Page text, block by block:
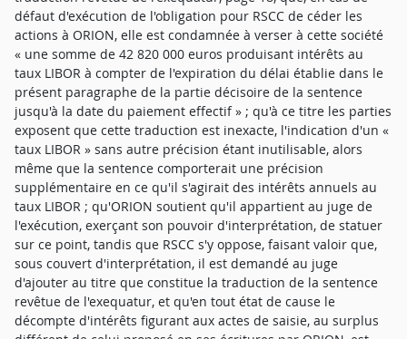
défaut d'exécution de l'obligation pour RSCC de céder les
actions à ORION, elle est condamnée à verser à cette société
« une somme de 42 820 000 euros produisant intérêts au
taux LIBOR à compter de l'expiration du délai établie dans le
présent paragraphe de la partie décisoire de la sentence
jusqu'à la date du paiement effectif » ; qu'à ce titre les parties
exposent que cette traduction est inexacte, l'indication d'un «
taux LIBOR » sans autre précision étant inutilisable, alors
même que la sentence comporterait une précision
supplémentaire en ce qu'il s'agirait des intérêts annuels au
taux LIBOR ; qu'ORION soutient qu'il appartient au juge de
l'exécution, exerçant son pouvoir d'interprétation, de statuer
sur ce point, tandis que RSCC s'y oppose, faisant valoir que,
sous couvert d'interprétation, il est demandé au juge
d'ajouter au titre que constitue la traduction de la sentence
revêtue de l'exequatur, et qu'en tout état de cause le
décompte d'intérêts figurant aux actes de saisie, au surplus